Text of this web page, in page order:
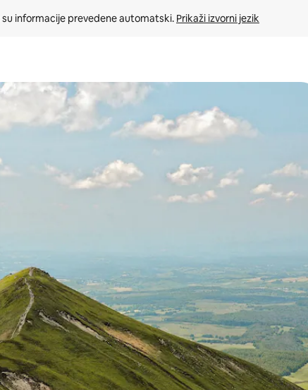
su informacije prevedene automatski. Prikaži izvorni jezik
strelicama prema gore i prema dolje, kao i dodirom ili